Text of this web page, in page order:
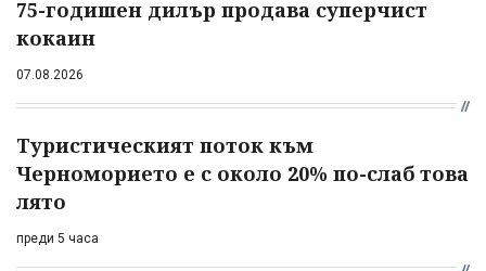
75-годишен дилър продава суперчист
кокаин
07.08.2026
Туристическият поток към
Черноморието е с около 20% по-слаб това
лято
преди 5 часа